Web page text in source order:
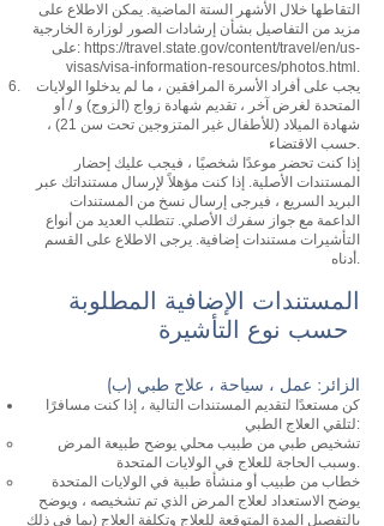
التقاطها خلال الأشهر الستة الماضية. يمكن الاطلاع على
مزيد من التفاصيل بشأن إرشادات الصور لوزارة الخارجية
على: https://travel.state.gov/content/travel/en/us-
visas/visa-information-resources/photos.html.
يجب على أفراد الأسرة المرافقين ، ما لم يدخلوا الولايات
المتحدة لغرض آخر ، تقديم شهادة زواج (الزوج) و / أو
شهادة الميلاد (للأطفال غير المتزوجين تحت سن 21) ،
حسب الاقتضاء.
إذا كنت تحضر موعدًا شخصيًا ، فيجب عليك إحضار
المستندات الأصلية. إذا كنت مؤهلاً لإرسال مستنداتك عبر
البريد السريع ، فيرجى إرسال نسخ من المستندات
الداعمة مع جواز سفرك الأصلي. تتطلب العديد من أنواع
التأشيرات مستندات إضافية. يرجى الاطلاع على القسم
أدناه.
المستندات الإضافية المطلوبة
حسب نوع التأشيرة
(ب) الزائر: عمل ، سياحة ، علاج طبي
كن مستعدًا لتقديم المستندات التالية ، إذا كنت مسافرًا
لتلقي العلاج الطبي:
تشخيص طبي من طبيب محلي يوضح طبيعة المرض
وسبب الحاجة للعلاج في الولايات المتحدة.
خطاب من طبيب أو منشأة طبية في الولايات المتحدة
يوضح الاستعداد لعلاج المرض الذي تم تشخيصه ، ويوضح
بالتفصيل المدة المتوقعة للعلاج وتكلفة العلاج (بما في ذلك